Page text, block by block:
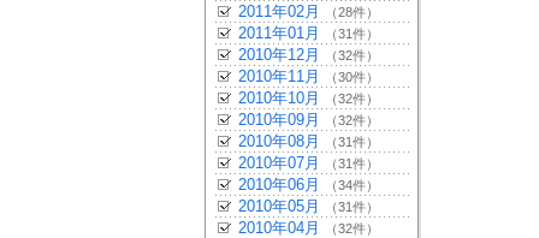
2011年02月 （28件）
2011年01月 （31件）
2010年12月 （32件）
2010年11月 （30件）
2010年10月 （32件）
2010年09月 （32件）
2010年08月 （31件）
2010年07月 （31件）
2010年06月 （34件）
2010年05月 （31件）
2010年04月 （32件）